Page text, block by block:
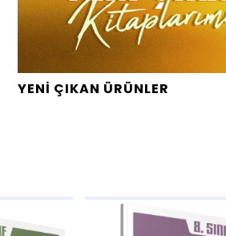
YENİ ÇIKAN ÜRÜNLER